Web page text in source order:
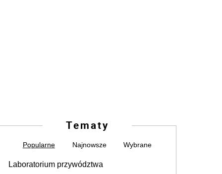
Tematy
Popularne Najnowsze Wybrane
Laboratorium przywództwa